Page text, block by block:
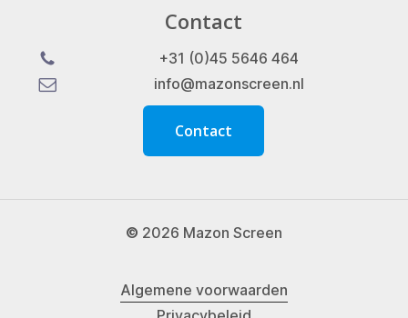
Contact
+31 (0)45 5646 464
info@mazonscreen.nl
Contact
© 2026 Mazon Screen
Algemene voorwaarden